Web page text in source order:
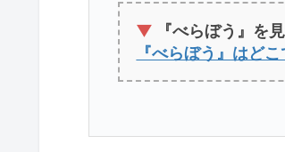
▼ 『べらぼう』を
『べらぼう』はど